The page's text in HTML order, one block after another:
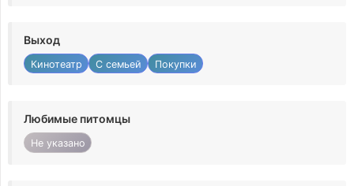
Выход
Кинотеатр С семьей Покупки
Любимые питомцы
Не указано